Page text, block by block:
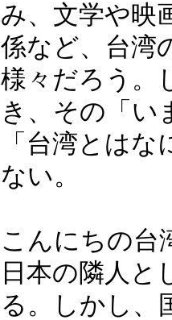
み、文学や映
係など、台湾
様々だろう。
き、その「い
「台湾とは
ない。
こんにちの台
日本の隣人と
る。しかし、